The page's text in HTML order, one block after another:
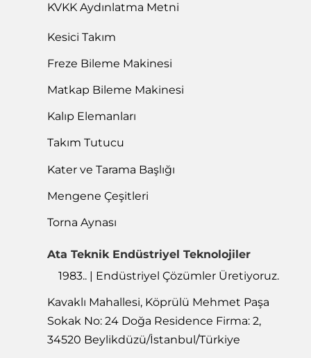
KVKK Aydınlatma Metni
Kesici Takım
Freze Bileme Makinesi
Matkap Bileme Makinesi
Kalıp Elemanları
Takım Tutucu
Kater ve Tarama Başlığı
Mengene Çeşitleri
Torna Aynası
Ata Teknik Endüstriyel Teknolojiler
1983.. | Endüstriyel Çözümler Üretiyoruz.
Kavaklı Mahallesi, Köprülü Mehmet Paşa
Sokak No: 24 Doğa Residence Firma: 2,
34520 Beylikdüzü/İstanbul/Türkiye